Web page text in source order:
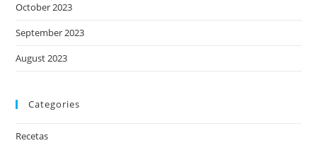
October 2023
September 2023
August 2023
Categories
Recetas